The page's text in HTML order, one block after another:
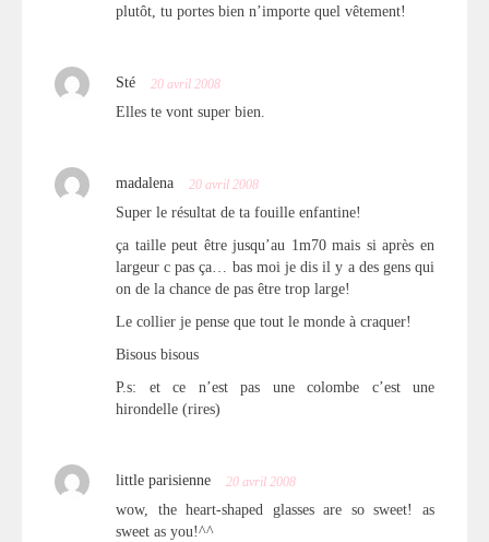
plutôt, tu portes bien n’importe quel vêtement!
Sté 20 avril 2008
Elles te vont super bien.
madalena 20 avril 2008
Super le résultat de ta fouille enfantine!
ça taille peut être jusqu’au 1m70 mais si après en
largeur c pas ça… bas moi je dis il y a des gens qui
on de la chance de pas être trop large!
Le collier je pense que tout le monde à craquer!
Bisous bisous
P.s: et ce n’est pas une colombe c’est une
hirondelle (rires)
little parisienne 20 avril 2008
wow, the heart-shaped glasses are so sweet! as
sweet as you!^^